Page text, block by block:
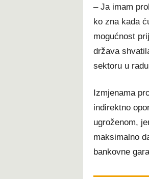
– Ja imam
ko zna kada
mogućnost
država
sektoru u
Izmjenama
indirektno
ugroženom,
maksimalno
bankovne